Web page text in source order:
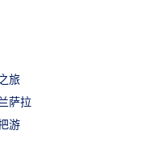
旅
萨拉
游